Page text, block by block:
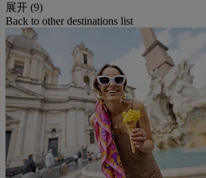
展开 (9)
Back to other destinations list